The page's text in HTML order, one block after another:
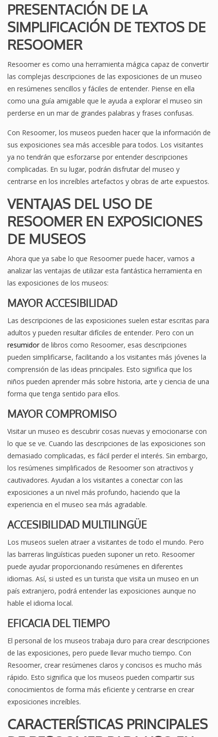
PRESENTACIÓN DE LA
SIMPLIFICACIÓN DE TEXTOS DE
RESOOMER
Resoomer es como una herramienta mágica capaz de convertir
las complejas descripciones de las exposiciones de un museo
en resúmenes sencillos y fáciles de entender. Piense en ella
como una guía amigable que le ayuda a explorar el museo sin
perderse en un mar de grandes palabras y frases confusas.
Con Resoomer, los museos pueden hacer que la información de
sus exposiciones sea más accesible para todos. Los visitantes
ya no tendrán que esforzarse por entender descripciones
complicadas. En su lugar, podrán disfrutar del museo y
centrarse en los increíbles artefactos y obras de arte expuestos.
VENTAJAS DEL USO DE
RESOOMER EN EXPOSICIONES
DE MUSEOS
Ahora que ya sabe lo que Resoomer puede hacer, vamos a
analizar las ventajas de utilizar esta fantástica herramienta en
las exposiciones de los museos:
MAYOR ACCESIBILIDAD
Las descripciones de las exposiciones suelen estar escritas para
adultos y pueden resultar difíciles de entender. Pero con un
resumidorde libros como Resoomer, esas descripciones
pueden simplificarse, facilitando a los visitantes más jóvenes la
comprensión de las ideas principales. Esto significa que los
niños pueden aprender más sobre historia, arte y ciencia de una
forma que tenga sentido para ellos.
MAYOR COMPROMISO
Visitar un museo es descubrir cosas nuevas y emocionarse con
lo que se ve. Cuando las descripciones de las exposiciones son
demasiado complicadas, es fácil perder el interés. Sin embargo,
los resúmenes simplificados de Resoomer son atractivos y
cautivadores. Ayudan a los visitantes a conectar con las
exposiciones a un nivel más profundo, haciendo que la
experiencia en el museo sea más agradable.
ACCESIBILIDAD MULTILINGÜE
Los museos suelen atraer a visitantes de todo el mundo. Pero
las barreras lingüísticas pueden suponer un reto. Resoomer
puede ayudar proporcionando resúmenes en diferentes
idiomas. Así, si usted es un turista que visita un museo en un
país extranjero, podrá entender las exposiciones aunque no
hable el idioma local.
EFICACIA DEL TIEMPO
El personal de los museos trabaja duro para crear descripciones
de las exposiciones, pero puede llevar mucho tiempo. Con
Resoomer, crear resúmenes claros y concisos es mucho más
rápido. Esto significa que los museos pueden compartir sus
conocimientos de forma más eficiente y centrarse en crear
exposiciones increíbles.
CARACTERÍSTICAS PRINCIPALES